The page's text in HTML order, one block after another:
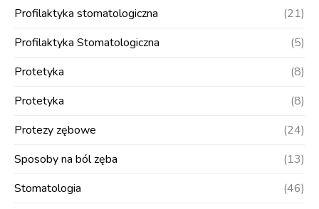
Profilaktyka stomatologiczna
(21)
Profilaktyka Stomatologiczna
(5)
Protetyka
(8)
Protetyka
(8)
Protezy zębowe
(24)
Sposoby na ból zęba
(13)
Stomatologia
(46)